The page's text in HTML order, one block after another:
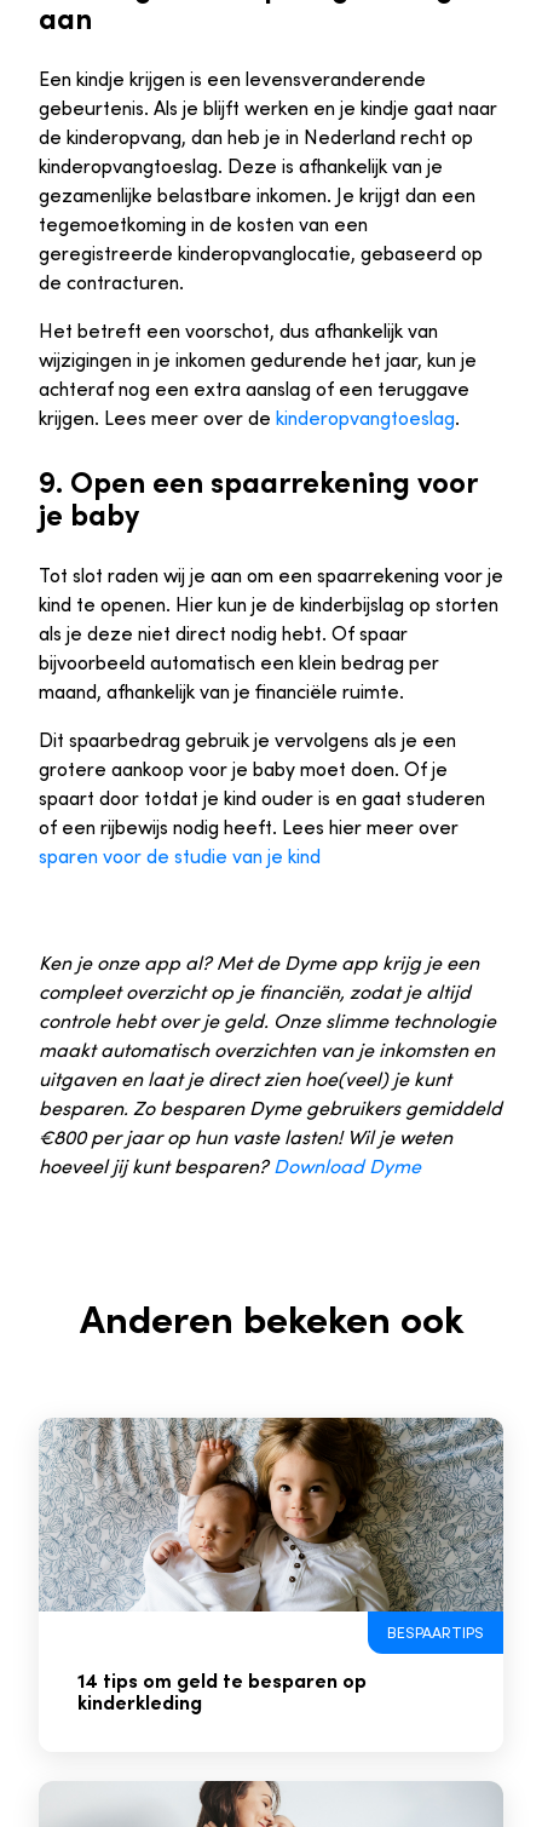
aan
Een kindje krijgen is een levensveranderende
gebeurtenis. Als je blijft werken en je kindje gaat naar
de kinderopvang, dan heb je in Nederland recht op
kinderopvangtoeslag. Deze is afhankelijk van je
gezamenlijke belastbare inkomen. Je krijgt dan een
tegemoetkoming in de kosten van een
geregistreerde kinderopvanglocatie, gebaseerd op
de contracturen.
Het betreft een voorschot, dus afhankelijk van
wijzigingen in je inkomen gedurende het jaar, kun je
achteraf nog een extra aanslag of een teruggave
krijgen. Lees meer over de kinderopvangtoeslag.
9. Open een spaarrekening voor
je baby
Tot slot raden wij je aan om een spaarrekening voor je
kind te openen. Hier kun je de kinderbijslag op storten
als je deze niet direct nodig hebt. Of spaar
bijvoorbeeld automatisch een klein bedrag per
maand, afhankelijk van je financiële ruimte.
Dit spaarbedrag gebruik je vervolgens als je een
grotere aankoop voor je baby moet doen. Of je
spaart door totdat je kind ouder is en gaat studeren
of een rijbewijs nodig heeft. Lees hier meer over
sparen voor de studie van je kind
Ken je onze app al? Met de Dyme app krijg je een
compleet overzicht op je financiën, zodat je altijd
controle hebt over je geld. Onze slimme technologie
maakt automatisch overzichten van je inkomsten en
uitgaven en laat je direct zien hoe(veel) je kunt
besparen. Zo besparen Dyme gebruikers gemiddeld
€800 per jaar op hun vaste lasten! Wil je weten
hoeveel jij kunt besparen?Download Dyme
Anderen bekeken ook
BESPAARTIPS
14 tips om geld te besparen op
kinderkleding